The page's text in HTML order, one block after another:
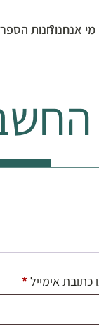
מי אנחנו?חנות
אימייל*חובה